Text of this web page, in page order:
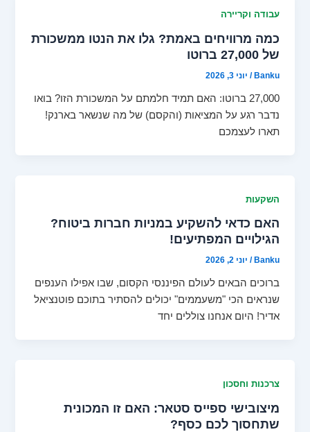
עבודה וקריירה
כמה מרוויחים באמת? גלו את הנטו ממשכורת
של 27,000 ברוטו
Banku
/ יוני 3, 2026
27,000 ברוטו: האם תמיד חלמתם על המשכורת הזו? בואו
נדבר רגע על המציאות (והקסם) של מה שנשאר בארנק!
תארו לעצמכם
השקעות
האם כדאי להשקיע במניות חברות ביטוח?
הגילויים המפתיעים!
Banku
/ יוני 2, 2026
ברוכים הבאים לעולם הפיננסי הקסום, שבו אפילו הענפים
שנראים הכי "משעממים" יכולים להסתיר בתוכם פוטנציאל
אדיר! היום אנחנו צוללים יחד
צרכנות וחסכון
מיצובישי ספייס סטאר: האם זו המכונית
שתחסוך לכם כסף?